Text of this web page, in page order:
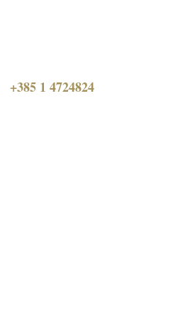
+385 1 4724824